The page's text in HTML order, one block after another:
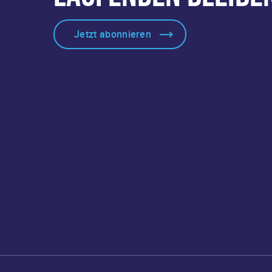
Jetzt abonnieren